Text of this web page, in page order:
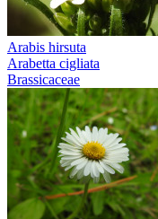
Arabis hirsuta
Arabetta cigliata
Brassicaceae